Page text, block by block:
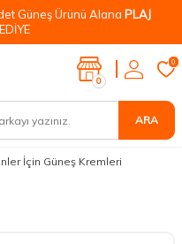
Güneş Ürünü Alana PLAJ
ARA
0
0
İçin Güneş Kremleri